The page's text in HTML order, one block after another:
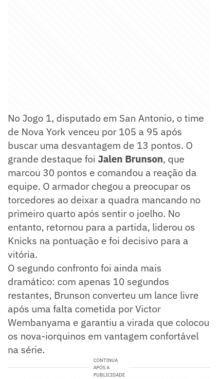
No Jogo 1, disputado em San Antonio, o time
de Nova York venceu por 105 a 95 após
buscar uma desvantagem de 13 pontos. O
grande destaque foi Jalen Brunson, que
marcou 30 pontos e comandou a reação da
equipe. O armador chegou a preocupar os
torcedores ao deixar a quadra mancando no
primeiro quarto após sentir o joelho. No
entanto, retornou para a partida, liderou os
Knicks na pontuação e foi decisivo para a
vitória.
O segundo confronto foi ainda mais
dramático: com apenas 10 segundos
restantes, Brunson converteu um lance livre
após uma falta cometida por Victor
Wembanyama e garantiu a virada que colocou
os nova-iorquinos em vantagem confortável
na série.
CONTINUA
APÓS A
PUBLICIDADE